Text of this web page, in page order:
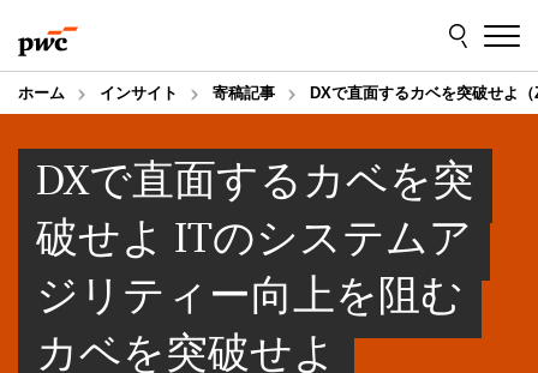
to
content
to
footer
ホーム インサイト 寄稿記事 DXで直面するカベを突破せよ
DXで直面するカベを突
破せよ ITのシステムア
ジリティー向上を阻む
カベを突破せよ